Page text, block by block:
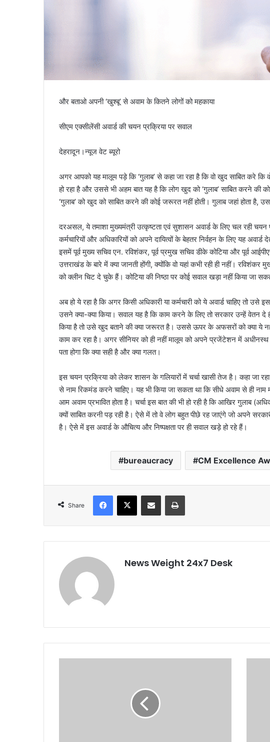
और बताओ अपनी ‘खुश्बू’ से अवाम के कितने लोगों को महकाया
सीएम एक्सीलेंसी अवार्ड की चयन प्रक्रिया पर सवाल
देहरादून।न्यूज वेट ब्यूरो
अगर आपको यह मालूम पड़े कि ‘गुलाब’ से कहा जा रहा है कि वो खुद साबित करे कि
हो रहा है और उससे भी अहम बात यह है कि लोग खुद को ‘गुलाब’ साबित करने की
‘गुलाब’ को खुद को साबित करने की कोई जरूरत नहीं होती। गुलाब जहां होता है,
दरअसल, ये तमाशा मुख्यमंत्री उत्कृष्टता एवं सुशासन अवार्ड के लिए चल रही चयन
कर्मचारियों और अधिकारियों को अपने दायित्वों के बेहतर निर्वहन के लिए यह
इसमें पूर्व मुख्य सचिव एन. रविशंकर, पूर्व प्रमुख सचिव डीके कोटिया और पूर्व
उत्तराखंड के बारे में क्या जानती होंगी, क्योंकि वो यहां कभी रही ही नहीं।
को क्लीन चिट दे चुके हैं। कोटिया की निष्ठा पर कोई सवाल खड़ा नहीं किया जा
अब हो ये रहा है कि अगर किसी अधिकारी या कर्मचारी को ये अवार्ड चाहिए तो
उसने क्या-क्या किया। सवाल यह है कि काम करने के लिए तो सरकार उन्हें वेतन
किया है तो उसे खुद बताने की क्या जरूरत है। उससे ऊपर के अफसरों को क्या ये
काम कर रहा है। अगर सीनियर को ही नहीं मालूम को अपने प्रजेंटेशन में
पता होगा कि क्या सही है और क्या गलत।
इस चयन प्रक्रिया को लेकर शासन के गलियारों में चर्चा खासी तेज है। कहा जा
से नाम रिकमंड करने चाहिए। यह भी किया जा सकता था कि सीधे अवाम से ही नाम
आम अवाम प्रभावित होता है। चर्चा इस बात की भी हो रही है कि आखिर गुलाब
क्यों साबित करनी पड़ रही है। ऐसे में तो वे लोग बहुत पीछे रह जाएंगे जो अपने
है। ऐसे में इस अवार्ड के औचित्य और निष्पक्षता पर ही सवाल खड़े हो रहे हैं।
bureaucracy CM Excellence
Share
News Weight 24x7 Desk